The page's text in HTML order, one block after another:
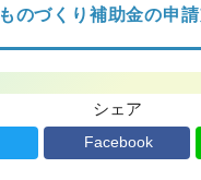
ものづくり補助金の申
シェア
Facebook